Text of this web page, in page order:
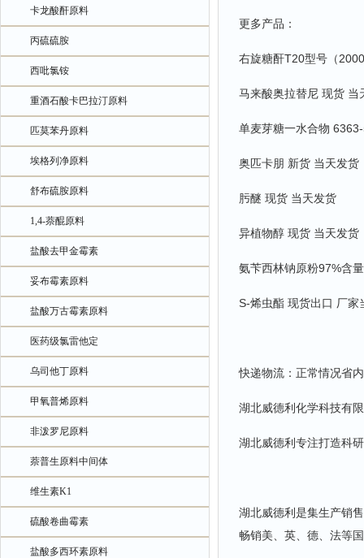
卡龙酸酐原料
丙硫硫胺
西吡氯铵
重酒石酸卡巴拉汀原料
匹莫苯丹原料
埃格列净原料
舒布硫胺原料
1,4-萘醌原料
盐酸去甲金霉素
妥布霉素原料
盐酸万古霉素原料
医药级氯雷他定
乌司他丁原料
甲氧普烯原料
非泼罗尼原料
萘普生原料中间体
维生素K1
硫酸卷曲霉素
盐酸多西环素原料
更多产品：
右旋糖酐T20型号（
马来酸奥拉替尼 现货 当
单麦芽糖一水合物
奥匹卡朋 新货 当天发货
肟醚 现货 当天发货
异植物醇 现货 当天发货
氨苄西林钠原粉97%含
S-烯虫酯 现货出口 厂家
快递物流：正常情况省
湖北威德利化学科技有
湖北威德利专注打造科
湖北威德利是集生产销
畅销美、英、德、法等